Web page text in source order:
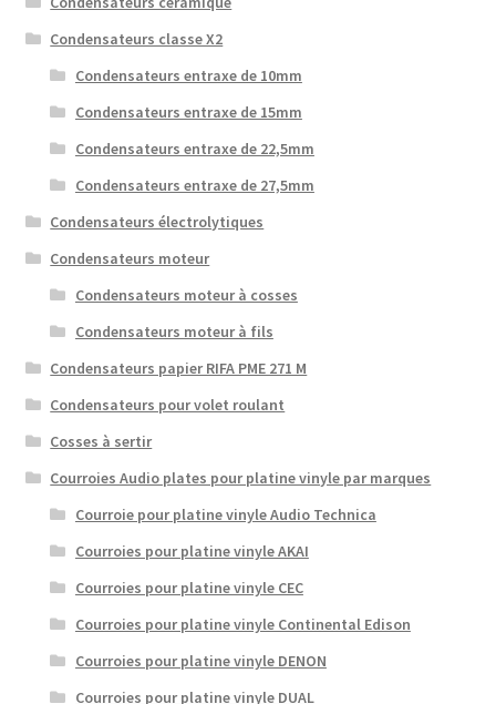
Condensateurs classe X2
Condensateurs entraxe de 10mm
Condensateurs entraxe de 15mm
Condensateurs entraxe de 22,5mm
Condensateurs entraxe de 27,5mm
Condensateurs électrolytiques
Condensateurs moteur
Condensateurs moteur à cosses
Condensateurs moteur à fils
Condensateurs papier RIFA PME 271 M
Condensateurs pour volet roulant
Cosses à sertir
Courroies Audio plates pour platine vinyle par marques
Courroie pour platine vinyle Audio Technica
Courroies pour platine vinyle AKAI
Courroies pour platine vinyle CEC
Courroies pour platine vinyle Continental Edison
Courroies pour platine vinyle DENON
Courroies pour platine vinyle DUAL